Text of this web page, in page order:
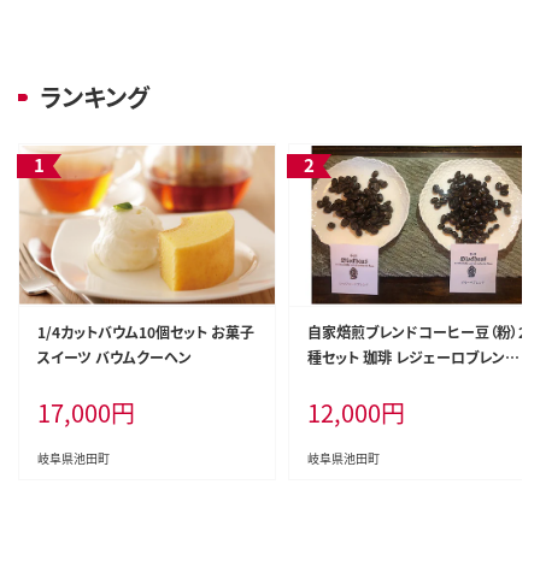
ランキング
1/4カットバウム10個セット お菓子
スイーツ バウムクーヘン
17,000円
岐阜県池田町
自家焙煎ブレンドコーヒー豆（粉）2
種セット 珈琲 レジェーロブレンド
り 重厚
12,000円
岐阜県池田町